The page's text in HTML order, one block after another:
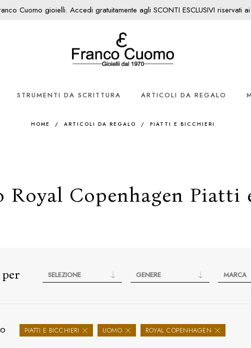
Cuomo gioielli. Accedi gratuitamente agli SCONTI ESCLUSIVI riservati
STRUMENTI DA SCRITTURA ARTICOLI DA REGALO
HOME / ARTICOLI DA REGALO / PIATTI E BICCHIERI
Copenhagen Piatti
SELEZIONE GENERE MARCA
PIATTI E BICCHIERI UOMO ROYAL COPENHAGEN